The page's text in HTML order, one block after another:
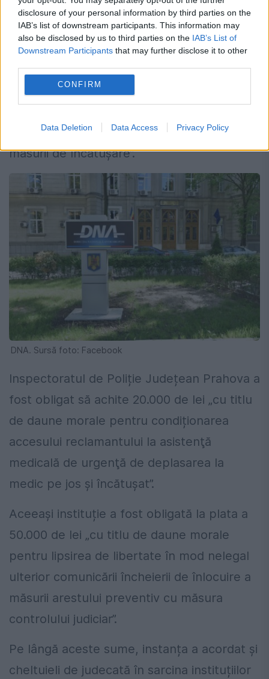
disclosure of your personal information by third parties on the
IAB’s list of downstream participants. This information may
also be disclosed by us to third parties on the IAB’s List of
Downstream Participants that may further disclose it to other
CONFIRM
Data Deletion Data Access Privacy Policy
Municipiului București a fost obligată să
plătească 15.000 de lei „cu titlu de daune
Direcția Națională Anticorupție a fost
daune morale pentru prezentarea publică a
măsurii de încătușare”.
DNA. Sursă foto: Facebook
Inspectoratul de Poliție Județean Prahova a
fost obligat să achite 20.000 de lei „cu titlu
de daune morale pentru condiționarea
accesului reclamantului la asistenţă
medicală de urgenţă de deplasarea la
medic pe jos şi încătuşat”.
Aceeași instituție a fost obligată la plata a
50.000 de lei „cu titlu de daune morale
pentru lipsirea de libertate în mod nelegal
ulterior comunicării încheierii de înlocuire a
măsurii arestului preventiv cu măsura
controlului judiciar”.
Pe lângă aceste sume, instanța a acordat și
cheltuieli de judecată în sarcina instituțiilor